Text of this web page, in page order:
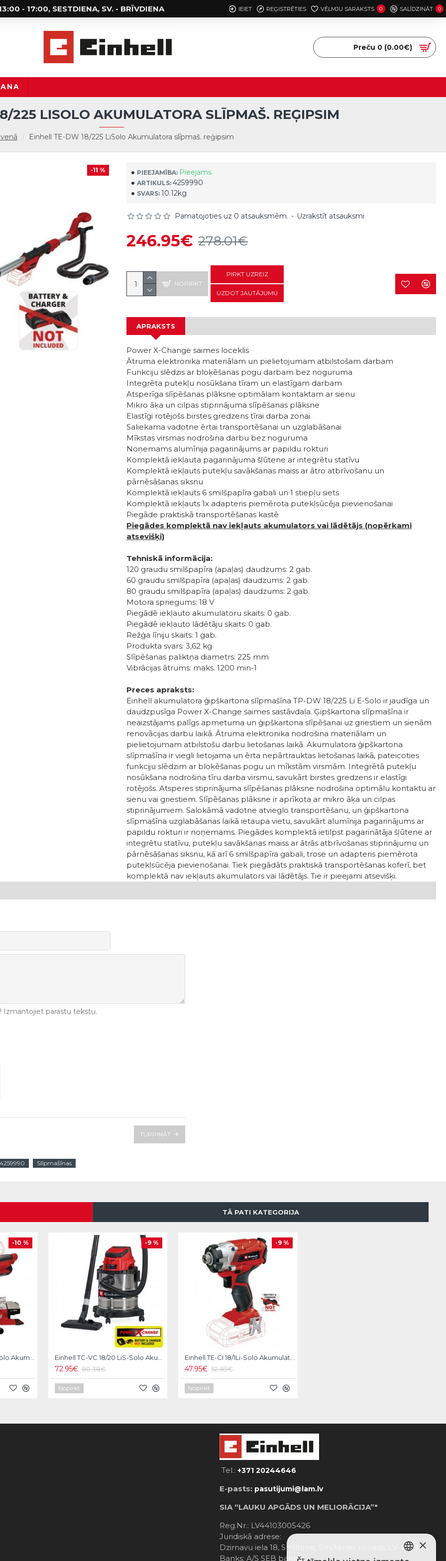
- 17:00, SESTDIENA, SV. - BRĪVDIENA IEIET REĢISTRĒTIES VĒLMJU SARAKSTS 0 SALĪDZINĀT 0
Preču 0 (0.00€)
Einhell TE-DW 18/225 LiSolo Akumulatora slīpmaš. reģipsim
225 LISOLO AKUMULATORA SLĪPMAŠ. REĢIPSIM
-11 % PIEEJAMĪBA: Pieejams
ARTIKULS: 4259990
SVARS: 10.12kg
Pamatojoties uz 0 atsauksmēm. - Uzrakstīt atsauksmi
246.95€ 278.01€
NOPIRKT
PIRKT UZREIZ
UZDOT JAUTĀJUMU
APRAKSTS
Power X-Change saimes loceklis
Ātruma elektronika materiālam un pielietojumam atbilstošam darbam
Funkciju slēdzis ar bloķēšanas pogu darbam bez noguruma
Integrēta putekļu nosūkšana tīram un elastīgam darbam
Atsperīga slīpēšanas plāksne optimālam kontaktam ar sienu
Mikro āķa un cilpas stiprinājuma slīpēšanas plāksne
Elastīgi rotējošs birstes gredzens tīrai darba zonai
Saliekama vadotne ērtai transportēšanai un uzglabāšanai
Mīkstas virsmas nodrošina darbu bez noguruma
Noņemams alumīnija pagarinājums ar papildu rokturi
Komplektā iekļauta pagarinājuma šļūtene ar integrētu statīvu
Komplektā iekļauts putekļu savākšanas maiss ar ātro atbrīvošanu un
pārnēsāšanas siksnu
Komplektā iekļauts 6 smilšpapīra gabali un 1 stiepļu siets
Komplektā iekļauts 1x adapteris piemērota putekļsūcēja pievienošanai
Piegāde praktiskā transportēšanas kastē
Piegādes komplektā nav iekļauts akumulators vai lādētājs (nopērkami
atsevišķi)
Tehniskā informācija:
120 graudu smilšpapīra (apaļas) daudzums: 2 gab.
60 graudu smilšpapīra (apaļas) daudzums: 2 gab.
80 graudu smilšpapīra (apaļas) daudzums: 2 gab.
Motora spriegums: 18 V
Piegādē iekļauto akumulatoru skaits: 0 gab.
Piegādē iekļauto lādētāju skaits: 0 gab.
Režģa līniju skaits: 1 gab.
Produkta svars: 3,62 kg
Slīpēšanas paliktņa diametrs: 225 mm
Vibrācijas ātrums: maks. 1200 min-1
Preces apraksts:
Einhell akumulatora ģipškartona slīpmašīna TP-DW 18/225 Li E-Solo ir jaudīga un
daudzpusīga Power X-Change saimes sastāvdaļa. Ģipškartona slīpmašīna ir
neaizstājams palīgs apmetuma un ģipškartona slīpēšanai uz griestiem un sienām
renovācijas darbu laikā. Ātruma elektronika nodrošina materiālam un
pielietojumam atbilstošu darbu lietošanas laikā. Akumulatora ģipškartona
slīpmašīna ir viegli lietojama un ērta nepārtrauktas lietošanas laikā, pateicoties
funkciju slēdzim ar bloķēšanas pogu un mīkstām virsmām. Integrētā putekļu
nosūkšana nodrošina tīru darba virsmu, savukārt birstes gredzens ir elastīgi
rotējošs. Atsperes stiprinājuma slīpēšanas plāksne nodrošina optimālu kontaktu ar
sienu vai griestiem. Slīpēšanas plāksne ir aprīkota ar mikro āķa un cilpas
stiprinājumiem. Salokāmā vadotne atvieglo transportēšanu, un ģipškartona
slīpmašīna uzglabāšanas laikā ietaupa vietu, savukārt alumīnija pagarinājums ar
papildu rokturi ir noņemams. Piegādes komplektā ietilpst pagarinātāja šļūtene ar
integrētu statīvu, putekļu savākšanas maiss ar ātrās atbrīvošanas stiprinājumu un
pārnēsāšanas siksnu, kā arī 6 smilšpapīra gabali, trose un adapteris piemērota
putekļsūcēja pievienošanai. Tiek piegādāts praktiskā transportēšanas koferī, bet
komplektā nav iekļauts akumulators vai lādētājs. Tie ir pieejami atsevišķi.
Izmantojiet parastu tekstu.
TURPINĀT
4259990 Slīpmašīnas
TĀ PATI KATEGORIJA
-10 % -9 %
72.95€ 80.38€
Nopirkt
-9 %
47.95€ 52.85€
Nopirkt
Tel.:+371 20244646
E-pasts: pasutijumi@lam.lv
SIA “LAUKU APGĀDS UN MELIORĀCIJA”"
Reg.Nr.: LV44103005426
Juridiskā adrese:
Dzirnavu iela 18, Smiltene, Smiltenes novads, LV-4729
Banks: A/S SEB banka;
×